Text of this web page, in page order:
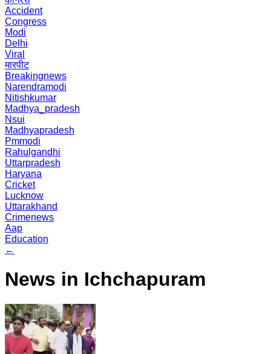
Accident
Congress
Modi
Delhi
Viral
मारपीट
Breakingnews
Narendramodi
Nitishkumar
Madhya_pradesh
Nsui
Madhyapradesh
Pmmodi
Rahulgandhi
Uttarpradesh
Haryana
Cricket
Lucknow
Uttarakhand
Crimenews
Aap
Education
←
News in Ichchapuram